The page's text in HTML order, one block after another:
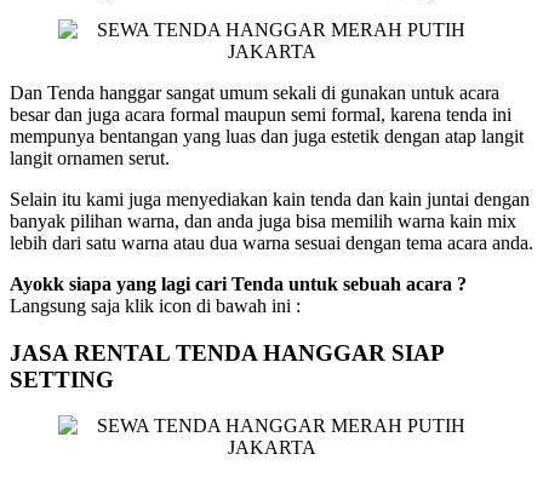
Dan Tenda hanggar sangat umum sekali di gunakan untuk acara
besar dan juga acara formal maupun semi formal, karena tenda ini
mempunya bentangan yang luas dan juga estetik dengan atap langit
langit ornamen serut.
Selain itu kami juga menyediakan kain tenda dan kain juntai dengan
banyak pilihan warna, dan anda juga bisa memilih warna kain mix
lebih dari satu warna atau dua warna sesuai dengan tema acara anda.
Ayokk siapa yang lagi cari Tenda untuk sebuah acara ?
Langsung saja klik icon di bawah ini :
JASA RENTAL TENDA HANGGAR SIAP
SETTING